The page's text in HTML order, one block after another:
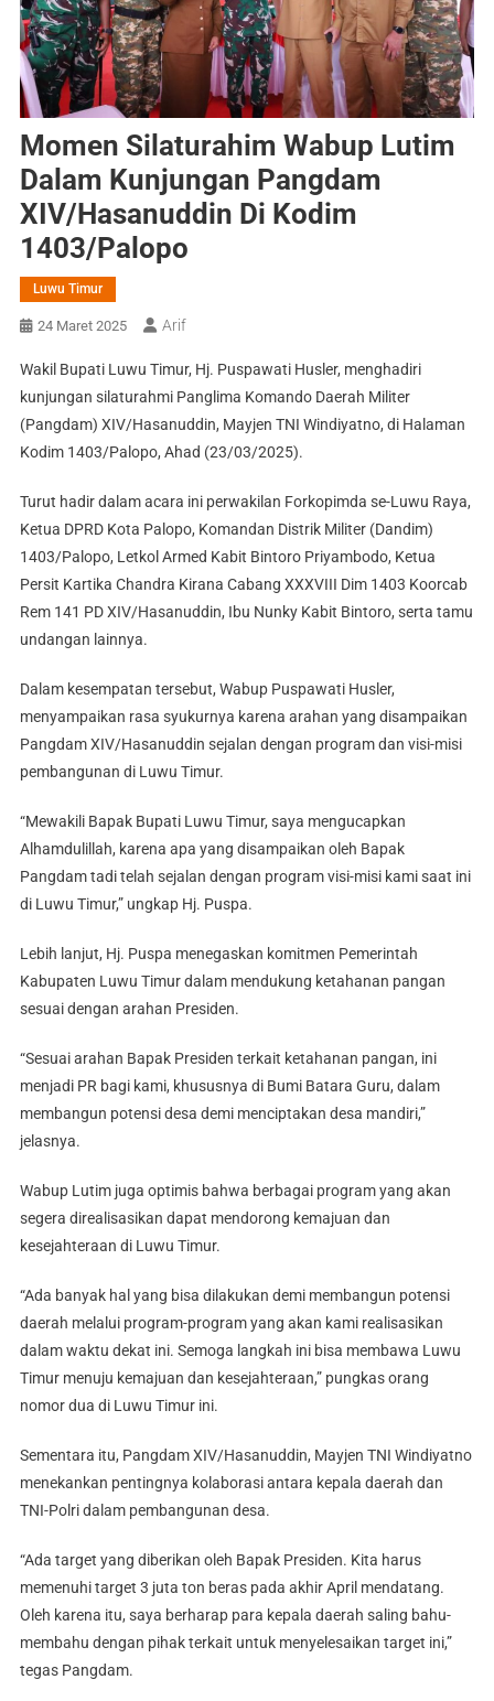
Momen Silaturahim Wabup Lutim
Dalam Kunjungan Pangdam
XIV/Hasanuddin Di Kodim
1403/Palopo
Luwu Timur
24 Maret 2025 Arif
Wakil Bupati Luwu Timur, Hj. Puspawati Husler, menghadiri
kunjungan silaturahmi Panglima Komando Daerah Militer
(Pangdam) XIV/Hasanuddin, Mayjen TNI Windiyatno, di Halaman
Kodim 1403/Palopo, Ahad (23/03/2025).
Turut hadir dalam acara ini perwakilan Forkopimda se-Luwu Raya,
Ketua DPRD Kota Palopo, Komandan Distrik Militer (Dandim)
1403/Palopo, Letkol Armed Kabit Bintoro Priyambodo, Ketua
Persit Kartika Chandra Kirana Cabang XXXVIII Dim 1403 Koorcab
Rem 141 PD XIV/Hasanuddin, Ibu Nunky Kabit Bintoro, serta tamu
undangan lainnya.
Dalam kesempatan tersebut, Wabup Puspawati Husler,
menyampaikan rasa syukurnya karena arahan yang disampaikan
Pangdam XIV/Hasanuddin sejalan dengan program dan visi-misi
pembangunan di Luwu Timur.
“Mewakili Bapak Bupati Luwu Timur, saya mengucapkan
Alhamdulillah, karena apa yang disampaikan oleh Bapak
Pangdam tadi telah sejalan dengan program visi-misi kami saat ini
di Luwu Timur,” ungkap Hj. Puspa.
Lebih lanjut, Hj. Puspa menegaskan komitmen Pemerintah
Kabupaten Luwu Timur dalam mendukung ketahanan pangan
sesuai dengan arahan Presiden.
“Sesuai arahan Bapak Presiden terkait ketahanan pangan, ini
menjadi PR bagi kami, khususnya di Bumi Batara Guru, dalam
membangun potensi desa demi menciptakan desa mandiri,”
jelasnya.
Wabup Lutim juga optimis bahwa berbagai program yang akan
segera direalisasikan dapat mendorong kemajuan dan
kesejahteraan di Luwu Timur.
“Ada banyak hal yang bisa dilakukan demi membangun potensi
daerah melalui program-program yang akan kami realisasikan
dalam waktu dekat ini. Semoga langkah ini bisa membawa Luwu
Timur menuju kemajuan dan kesejahteraan,” pungkas orang
nomor dua di Luwu Timur ini.
Sementara itu, Pangdam XIV/Hasanuddin, Mayjen TNI Windiyatno
menekankan pentingnya kolaborasi antara kepala daerah dan
TNI-Polri dalam pembangunan desa.
“Ada target yang diberikan oleh Bapak Presiden. Kita harus
memenuhi target 3 juta ton beras pada akhir April mendatang.
Oleh karena itu, saya berharap para kepala daerah saling bahu-
membahu dengan pihak terkait untuk menyelesaikan target ini,”
tegas Pangdam.